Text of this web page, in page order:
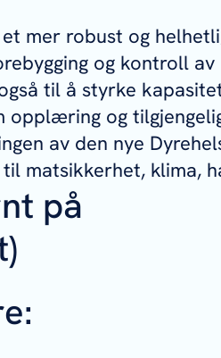
et mer robust og
og kontroll av
til å styrke
opplæring og
av den nye
matsikkerhet, klima,
på